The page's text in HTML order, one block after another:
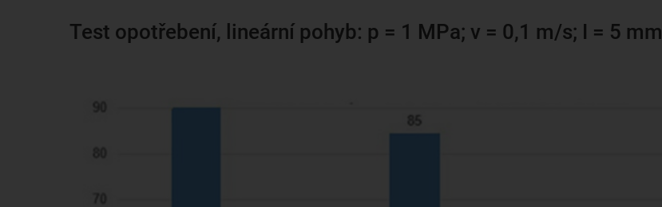
Test opotřebení, lineární pohyb: p = 1 MPa; v = 0,1 m/s; I = 5 mm